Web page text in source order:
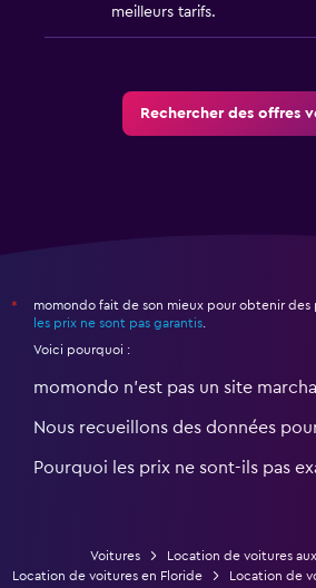
meilleurs tarifs.
Rechercher des offres
*
momondo fait de son mieux pour obtenir
les prix ne sont pas garantis.
Voici pourquoi :
momondo n'est pas un site
Nous recueillons des données
Pourquoi les prix ne sont-ils pas
Voitures
Location de voitures
Location de voitures en Floride
Location de